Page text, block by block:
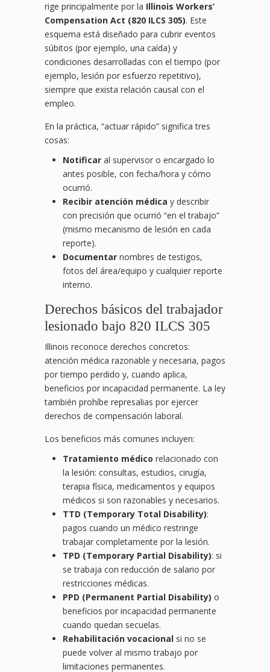
rige principalmente por la Illinois Workers’
Compensation Act (820 ILCS 305). Este
esquema está diseñado para cubrir eventos
súbitos (por ejemplo, una caída) y
condiciones desarrolladas con el tiempo (por
ejemplo, lesión por esfuerzo repetitivo),
siempre que exista relación causal con el
empleo.
En la práctica, “actuar rápido” significa tres
cosas:
Notificar al supervisor o encargado lo
antes posible, con fecha/hora y cómo
ocurrió.
Recibir atención médica y describir
con precisión que ocurrió “en el trabajo”
(mismo mecanismo de lesión en cada
reporte).
Documentar nombres de testigos,
fotos del área/equipo y cualquier reporte
interno.
Derechos básicos del trabajador
lesionado bajo 820 ILCS 305
Illinois reconoce derechos concretos:
atención médica razonable y necesaria, pagos
por tiempo perdido y, cuando aplica,
beneficios por incapacidad permanente. La ley
también prohíbe represalias por ejercer
derechos de compensación laboral.
Los beneficios más comunes incluyen:
Tratamiento médico relacionado con
la lesión: consultas, estudios, cirugía,
terapia física, medicamentos y equipos
médicos si son razonables y necesarios.
TTD (Temporary Total Disability):
pagos cuando un médico restringe
trabajar completamente por la lesión.
TPD (Temporary Partial Disability): si
se trabaja con reducción de salario por
restricciones médicas.
PPD (Permanent Partial Disability) o
beneficios por incapacidad permanente
cuando quedan secuelas.
Rehabilitación vocacional si no se
puede volver al mismo trabajo por
limitaciones permanentes.